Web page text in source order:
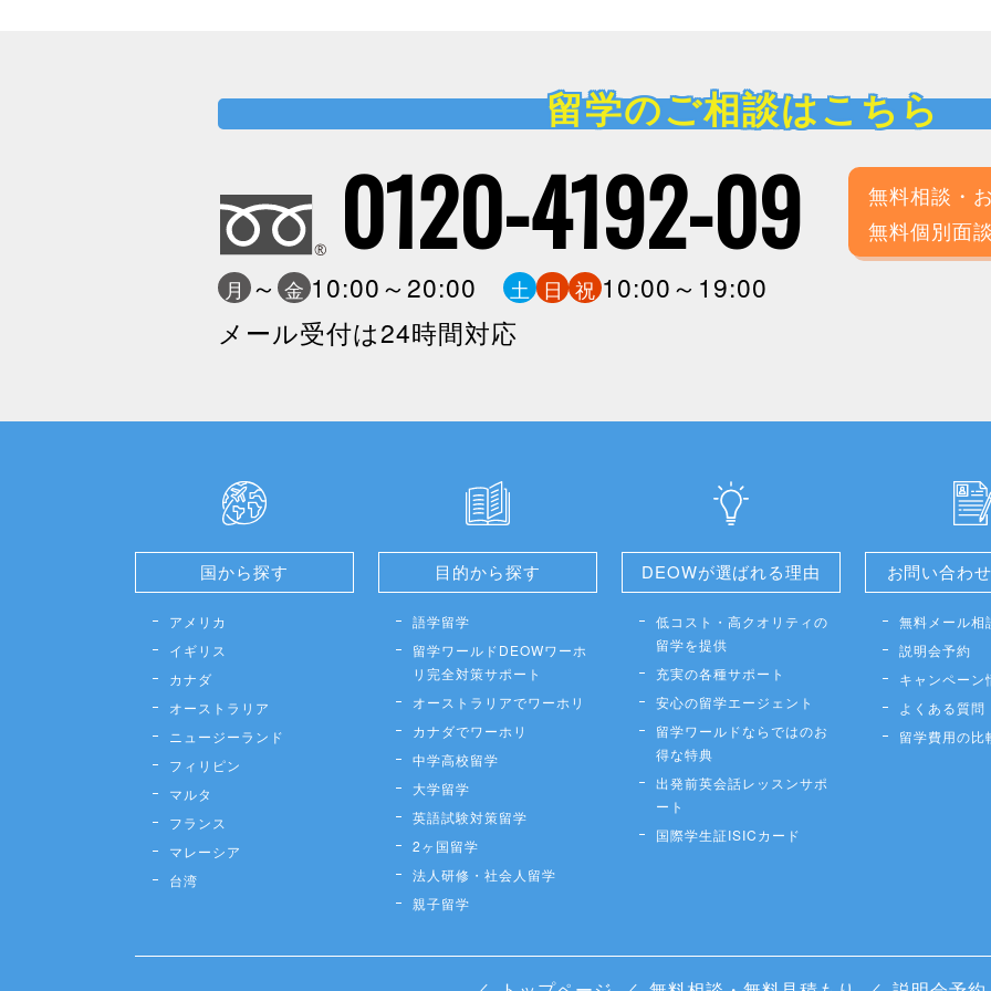
留学のご相談はこちら
0120-4192-09
月 ～ 金 10:00～20:00 土 日 祝 10:00～19:00
メール受付は24時間対応
無料相談・
無料個別面談
国から探す
アメリカ
イギリス
カナダ
オーストラリア
ニュージーランド
フィリピン
マルタ
フランス
マレーシア
台湾
目的から探す
語学留学
留学ワールドDEOWワーホ
リ完全対策サポート
オーストラリアでワーホリ
カナダでワーホリ
中学高校留学
大学留学
英語試験対策留学
2ヶ国留学
法人研修・社会人留学
親子留学
DEOWが選ばれる理由
低コスト・高クオリティの
留学を提供
充実の各種サポート
安心の留学エージェント
留学ワールドならではのお
得な特典
出発前英会話レッスンサポ
ート
国際学生証ISICカード
お問い合わ
無料メール相
説明会予約
キャンペーン
よくある質問
留学費用の比